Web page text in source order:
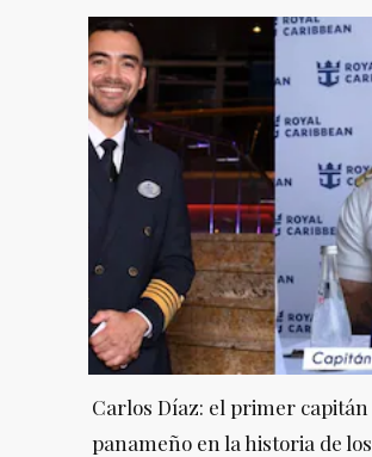
Carlos Díaz: el primer capitán
panameño en la historia de los